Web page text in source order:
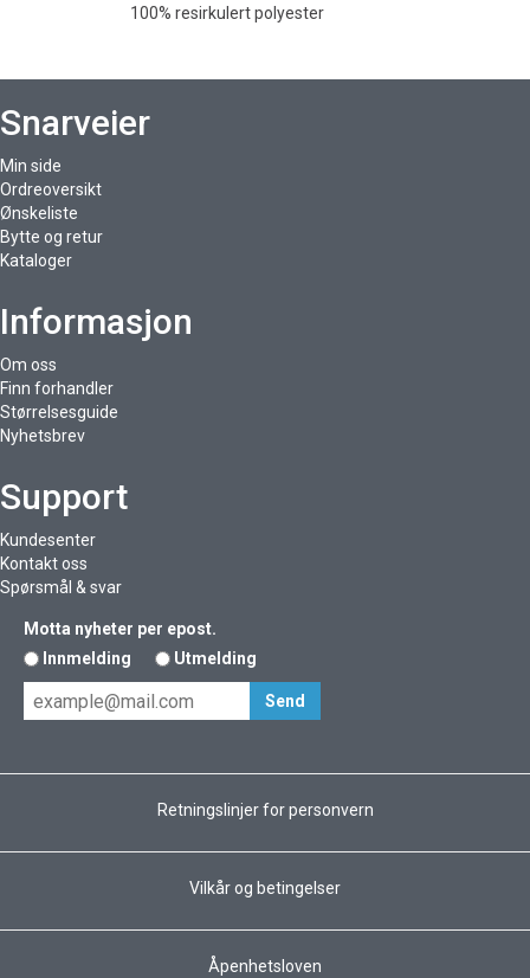
100% resirkulert polyester
Snarveier
Min side
Ordreoversikt
Ønskeliste
Bytte og retur
Kataloger
Informasjon
Om oss
Finn forhandler
Størrelsesguide
Nyhetsbrev
Support
Kundesenter
Kontakt oss
Spørsmål & svar
Motta nyheter per epost.
Innmelding
Utmelding
Retningslinjer for personvern
Vilkår og betingelser
Åpenhetsloven